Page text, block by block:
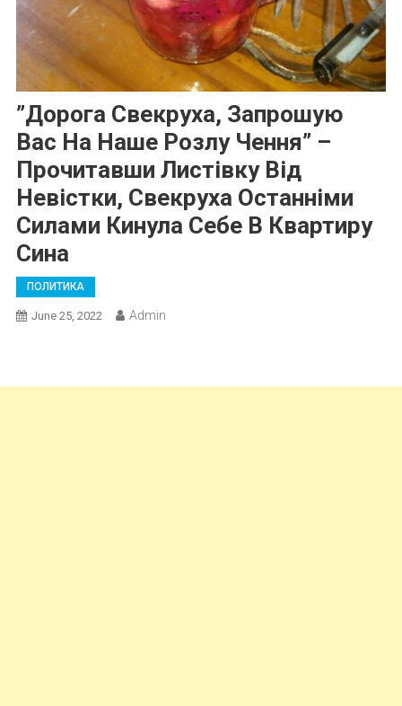
”Дорога Свекруха, Запрошую
Вас На Наше Розлу Чення” –
Прочитавши Листівку Від
Невістки, Свекруха Останніми
Силами Кинула Себе В Квартиру
Сина
ПОЛИТИКА
June 25, 2022 Admin